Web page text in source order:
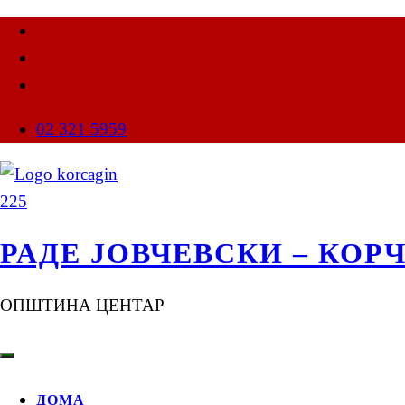
02 321 5959
РАДЕ ЈОВЧЕВСКИ –
ОПШТИНА ЦЕНТАР
ДОМА